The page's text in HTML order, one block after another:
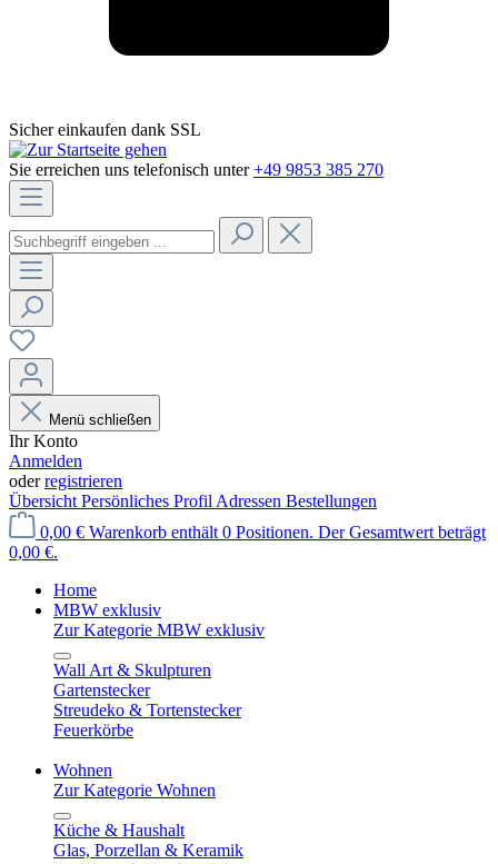
Sicher einkaufen dank SSL
Sie erreichen uns telefonisch unter +49 9853 385 270
Menü schließen
Ihr Konto
Anmelden
oderregistrieren
Übersicht Persönliches Profil Adressen Bestellungen
0,00 € Warenkorb enthält 0 Positionen. Der Gesamtwert beträgt
0,00 €.
Home
MBW exklusiv
Zur Kategorie MBW exklusiv
Wall Art & Skulpturen
Gartenstecker
Streudeko & Tortenstecker
Feuerkörbe
Wohnen
Zur Kategorie Wohnen
Küche & Haushalt
Glas, Porzellan & Keramik